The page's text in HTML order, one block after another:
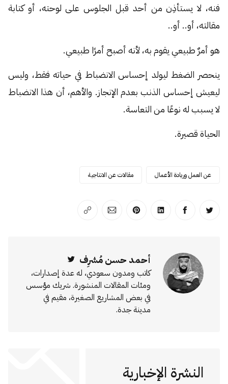
فنه، لا يستأذِن من أحد قبل الجلوس على لوحته، أو كتابة
مقالته، أو.. أو..
هو أمرٌ طبيعي يقوم به، لأنه أصبح أمرًا طبيعي.
ينحصر الضغط ليولد إحساس الانضباط في حياته فقط، وليس
ليعيش إحساس الذنب بعدم الإنجاز. والأهم، أن هذا الانضباط
لا يسبب له نوعًا من التعاسة.
الحياة قصيرة.
عن العمل وريادة الأعمال مقالات عن الانتاجية
انشر على تويترانشر على الفيسبوك
انشر على لينكد إن
انشر على بينترست
انشر على الإيميل
انسخ الرابط
أحمد حسن مُشرِف
كاتب ومدون سعودي، له عدة إصدارات،
ومئات المقالات المنشورة. شريك مؤسس
في بعض المشاريع الصغيرة، مقيم في
مدينة جدة.
النشرة الإخبارية